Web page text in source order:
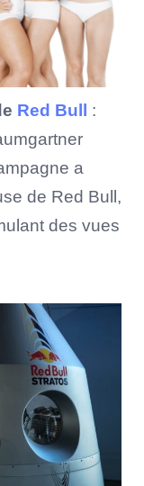
Red Bull :
a
de Red Bull,
des vues